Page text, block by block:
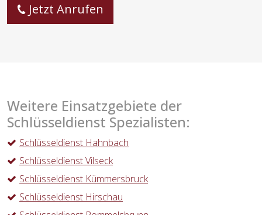
Jetzt Anrufen
Weitere Einsatzgebiete der
Schlüsseldienst Spezialisten:
Schlüsseldienst Hahnbach
Schlüsseldienst Vilseck
Schlüsseldienst Kümmersbruck
Schlüsseldienst Hirschau